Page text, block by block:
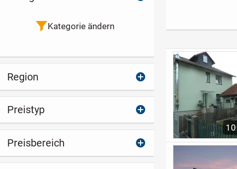
Familienhaus mit
Großrudestedt
Unterbreizbach
10
Kategorie ändern
Region
Preistyp
Preisbereich